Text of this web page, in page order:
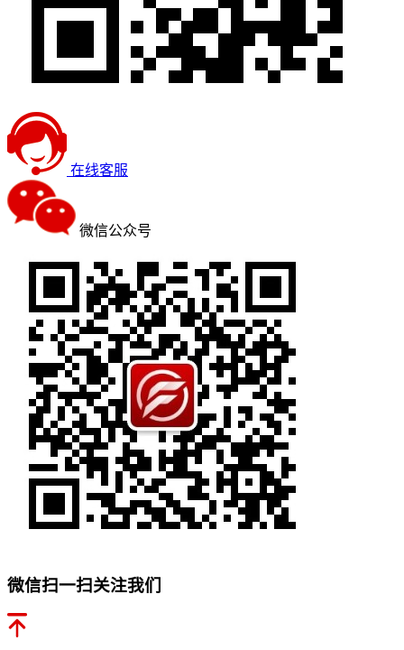
在线客服
微信公众号
微信扫一扫关注我们